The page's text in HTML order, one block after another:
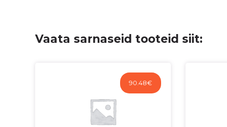
Vaata sarnaseid tooteid siit:
90.48€